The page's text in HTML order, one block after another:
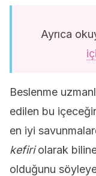
Ayrıca
Beslenme
edilen bu
en iyi
kefiriolarak
olduğunu